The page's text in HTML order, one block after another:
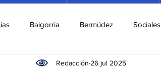
Baigorria Bermúdez Sociales
Nacionales Beltrán San Lorenzo
Redacción 26 jul 2025